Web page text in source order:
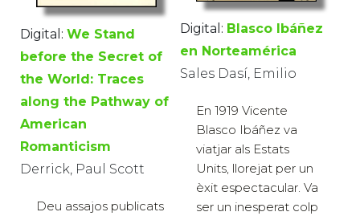
Digital: We Stand
before the Secret of
the World: Traces
along the Pathway of
American
Romanticism
Derrick, Paul Scott
Deu assajos publicats
Digital: Blasco Ibáñez
en Norteamérica
Sales Dasí, Emilio
En 1919 Vicente
Blasco Ibáñez va
viatjar als Estats
Units, llorejat per un
èxit espectacular. Va
ser un inesperat colp